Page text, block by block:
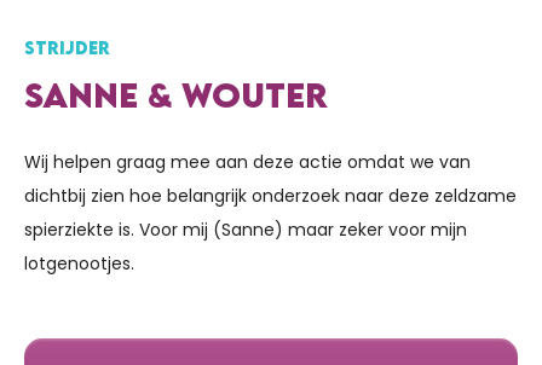
STRIJDER
SANNE & WOUTER
Wij helpen graag mee aan deze actie omdat we van
dichtbij zien hoe belangrijk onderzoek naar deze zeldzame
spierziekte is. Voor mij (Sanne) maar zeker voor mijn
lotgenootjes.